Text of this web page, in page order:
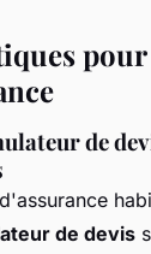
de
de devis